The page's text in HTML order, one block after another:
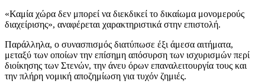
«Καμία χώρα δεν μπορεί να διεκδικεί το δικαίωμα μονομερούς
διαχείρισης», αναφέρεται χαρακτηριστικά στην επιστολή.
Παράλληλα, ο συνασπισμός διατύπωσε έξι άμεσα αιτήματα,
μεταξύ των οποίων την επίσημη απόσυρση των ισχυρισμών περί
διοίκησης των Στενών, την άνευ όρων επαναλειτουργία τους και
την πλήρη νομική αποζημίωση για τυχόν ζημιές.